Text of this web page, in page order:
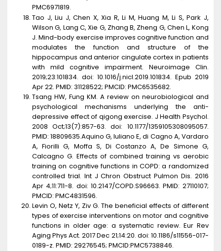
PMC6971819.
Tao J, Liu J, Chen X, Xia R, Li M, Huang M, Li S, Park J,
Wilson G, Lang C, Xie G, Zhang B, Zheng G, Chen L, Kong
J. Mind-body exercise improves cognitive function and
modulates the function and structure of the
hippocampus and anterior cingulate cortex in patients
with mild cognitive impairment. Neuroimage Clin.
2019;23:101834. doi: 10.1016/j.nicl.2019.101834. Epub 2019
Apr 22. PMID: 31128522; PMCID: PMC6535682.
Tsang HW, Fung KM. A review on neurobiological and
psychological mechanisms underlying the anti-
depressive effect of qigong exercise. J Health Psychol.
2008 Oct;13(7):857-63. doi: 10.1177/1359105308095057.
PMID: 18809635.Aquino G, Iuliano E, di Cagno A, Vardaro
A, Fiorilli G, Moffa S, Di Costanzo A, De Simone G,
Calcagno G. Effects of combined training vs aerobic
training on cognitive functions in COPD: a randomized
controlled trial. Int J Chron Obstruct Pulmon Dis. 2016
Apr 4;11:711-8. doi: 10.2147/COPD.S96663. PMID: 27110107;
PMCID: PMC4831596.
Levin O, Netz Y, Ziv G. The beneficial effects of different
types of exercise interventions on motor and cognitive
functions in older age: a systematic review. Eur Rev
Aging Phys Act. 2017 Dec 21;14:20. doi: 10.1186/s11556-017-
0189-z. PMID: 29276545; PMCID:PMC5738846.